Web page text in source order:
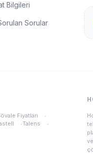
Bilgileri
Sorular
Fiyatları
•
•Talens
•